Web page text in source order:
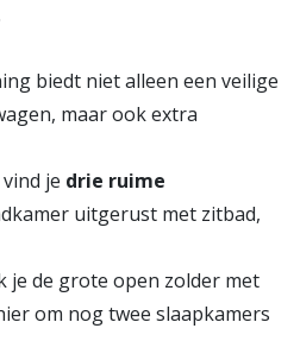
biedt niet alleen een veilige
maar ook extra
je drie ruime
uitgerust met zitbad,
je de grote open zolder met
om nog twee slaapkamers